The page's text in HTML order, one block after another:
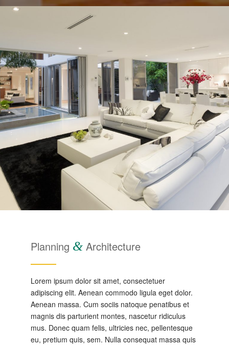
Planning & Architecture
Lorem ipsum dolor sit amet, consectetuer
adipiscing elit. Aenean commodo ligula eget dolor.
Aenean massa. Cum sociis natoque penatibus et
magnis dis parturient montes, nascetur ridiculus
mus. Donec quam felis, ultricies nec, pellentesque
eu, pretium quis, sem. Nulla consequat massa quis